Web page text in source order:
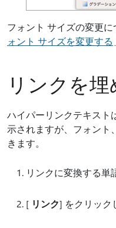
フォント サイズの変更
ォント サイズを変更する
リンクを
ハイパーリンクテキスト
示されますが、フォント
きます。
リンクに変換する単
[ リンク] をクリック